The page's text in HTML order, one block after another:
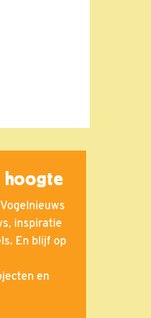
inspiratie
En blijf op
en